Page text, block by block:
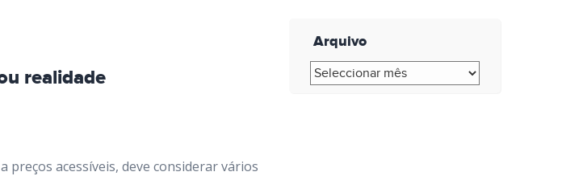
realidade
preços acessíveis, deve considerar vários
Arquivo
Arquivo